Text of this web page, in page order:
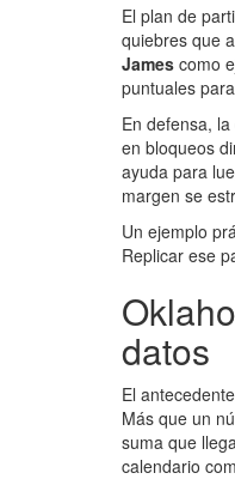
El plan de
quiebres que
James como
puntuales
En defensa,
en bloqueos
ayuda para
margen se
Un ejemplo
Replicar ese
datos
El
Más que un
suma que
calendario